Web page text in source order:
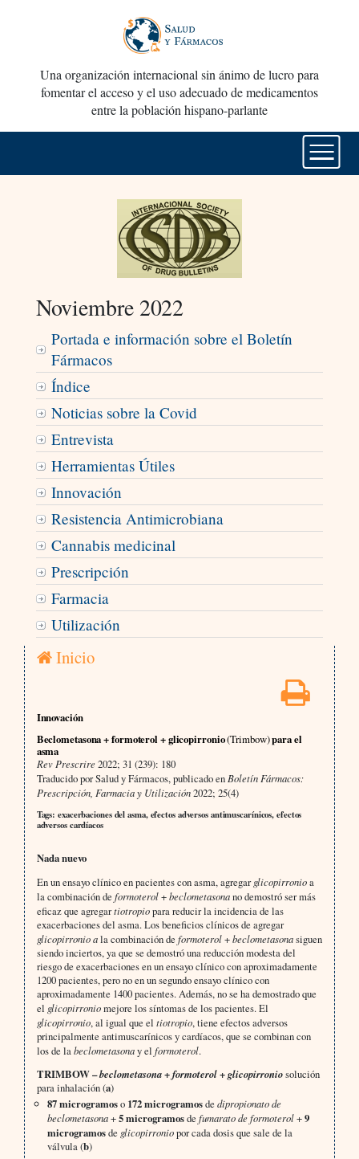
Una organización internacional sin ánimo de lucro para
fomentar el acceso y el uso adecuado de medicamentos
entre la población hispano-parlante
Noviembre 2022
Portada e información sobre el Boletín
Fármacos
Índice
Noticias sobre la Covid
Entrevista
Herramientas Útiles
Innovación
Resistencia Antimicrobiana
Cannabis medicinal
Prescripción
Farmacia
Utilización
Inicio
Innovación
Beclometasona + formoterol + glicopirronio(Trimbow)para el
asma
Rev Prescrire2022; 31 (239): 180
Traducido por Salud y Fármacos, publicado en Boletín Fármacos:
Prescripción, Farmacia y Utilización2022; 25(4)
Tags: exacerbaciones del asma, efectos adversos antimuscarínicos, efectos
adversos cardíacos
Nada nuevo
En un ensayo clínico en pacientes con asma, agregarglicopirronioa
la combinación de formoterol+beclometasonano demostró ser más
eficaz que agregartiotropiopara reducir la incidencia de las
exacerbaciones del asma. Los beneficios clínicos de agregar
glicopirronio ala combinación de formoterol+beclometasonasiguen
siendo inciertos, ya que se demostró una reducción modesta del
riesgo de exacerbaciones en un ensayo clínico con aproximadamente
1200 pacientes, pero no en un segundo ensayo clínico con
aproximadamente 1400 pacientes. Además, no se ha demostrado que
el glicopirroniomejore los síntomas de los pacientes. El
glicopirronio, al igual que el tiotropio, tiene efectos adversos
principalmente antimuscarínicos y cardíacos, que se combinan con
los de labeclometasonay el formoterol.
TRIMBOW –beclometasona+formoterol+glicopirroniosolución
para inhalación (a)
87 microgramoso 172 microgramosdedipropionato de
beclometasona+5 microgramosdefumarato de formoterol+9
microgramosde glicopirroniopor cada dosis que sale de la
válvula (b)